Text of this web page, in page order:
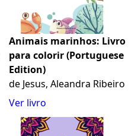
Animais marinhos: Livro
para colorir (Portuguese
Edition)
de Jesus, Aleandra Ribeiro
Ver livro